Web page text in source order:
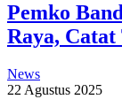
Pemko
Raya, Catat
News
22 Agustus 2025